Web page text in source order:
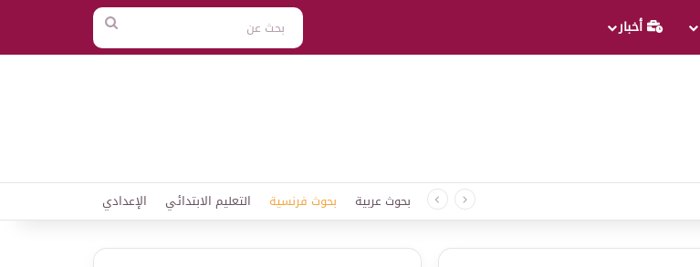
أخبار
بحث
عن
بحوث عربية بحوث فرنسية التعليم الابتدائي الإعدادي